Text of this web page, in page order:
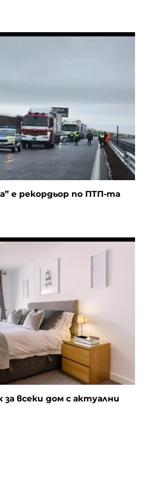
е рекордьор по ПТП-та
всеки дом с актуални